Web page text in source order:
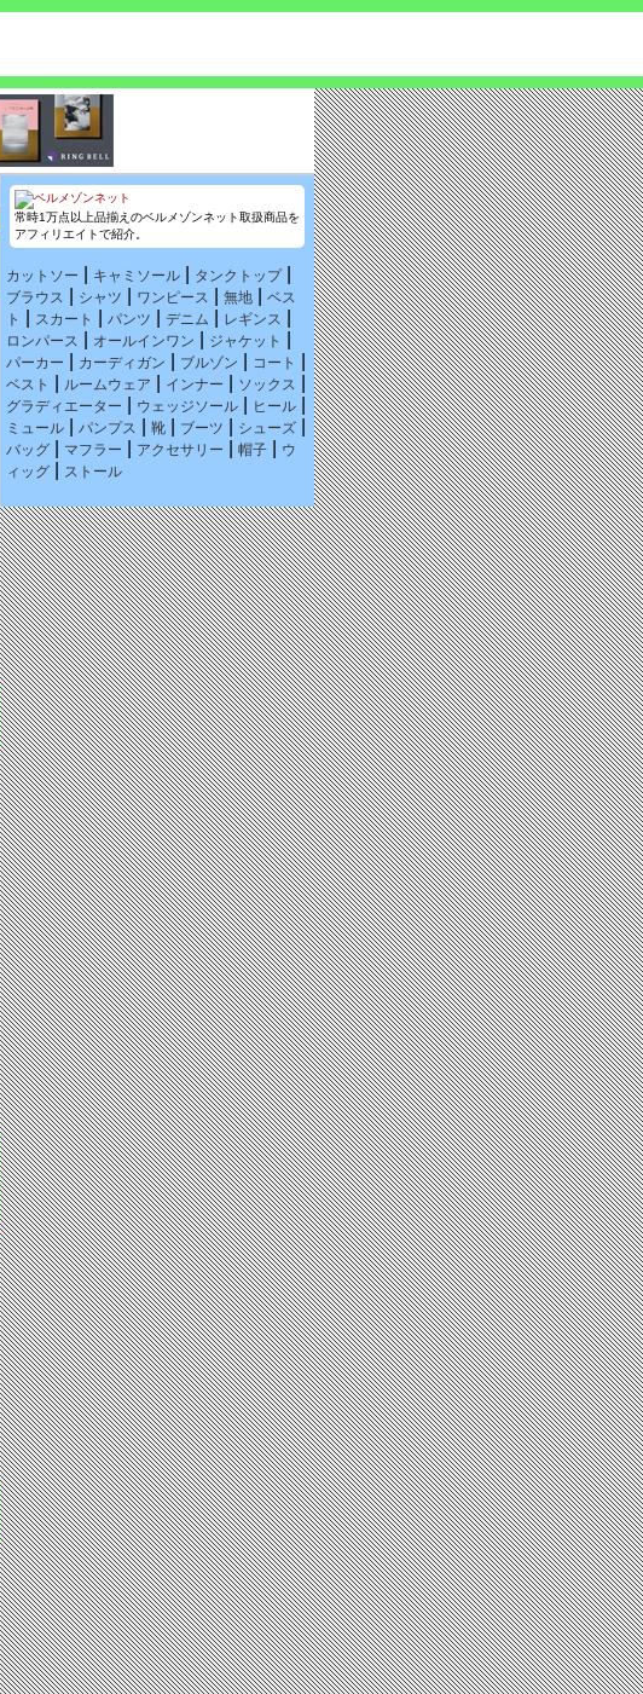
常時1万点以上品揃えのベルメゾンネット取扱商品を
アフィリエイトで紹介。
カットソー キャミソール タンクトップ|
ブラウス シャツ ワンピース 無地
ベス
ト
スカート パンツ デニム レギンス
ロンパース オールインワン ジャケット
パーカー カーディガン ブルゾン コート
ベスト ルームウェア インナー ソックス
グラディエーター ウェッジソール ヒール
ミュール パンプス 靴 ブーツ シューズ
バッグ マフラー アクセサリー 帽子
ウ
ィッグ
ストール